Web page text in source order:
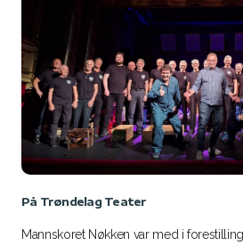
På Trøndelag Teater
Mannskoret Nøkken var med i